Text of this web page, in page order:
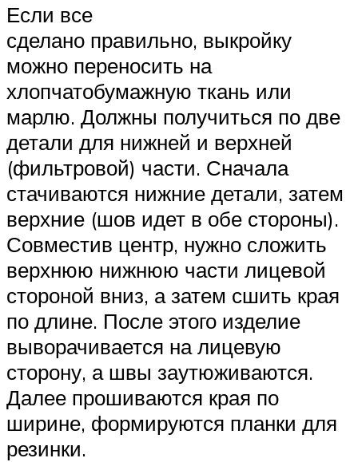
Если все
сделано правильно, выкройку
можно переносить на
хлопчатобумажную ткань или
марлю. Должны получиться по две
детали для нижней и верхней
(фильтровой) части. Сначала
стачиваются нижние детали, затем
верхние (шов идет в обе стороны).
Совместив центр, нужно сложить
верхнюю нижнюю части лицевой
стороной вниз, а затем сшить края
по длине. После этого изделие
выворачивается на лицевую
сторону, а швы заутюживаются.
Далее прошиваются края по
ширине, формируются планки для
резинки.